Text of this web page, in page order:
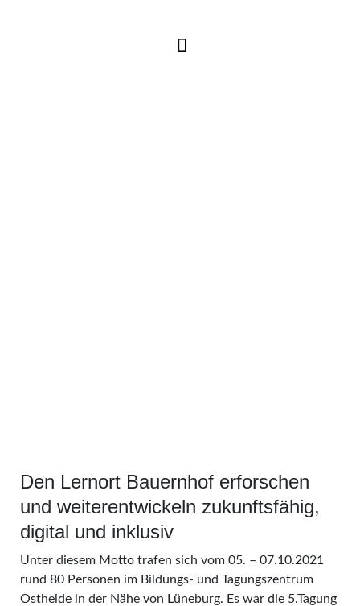
Den Lernort Bauernhof erforschen
und weiterentwickeln zukunftsfähig,
digital und inklusiv
Unter diesem Motto trafen sich vom 05. – 07.10.2021
rund 80 Personen im Bildungs- und Tagungszentrum
Ostheide in der Nähe von Lüneburg. Es war die 5.Tagung